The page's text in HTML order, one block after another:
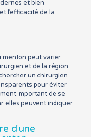
et bien
l’efficacité de la
menton peut varier
et de la région
un chirurgien
pour éviter
important de se
elles peuvent indiquer
d’une